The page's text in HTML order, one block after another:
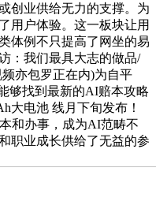
创业供给无力的支撑。为
用户体验。这一板块让用
体例不只提高了网坐的易
：我们最具大志的做品/
亦包罗正在内)为自平
够找到最新的AI赔本攻略
大电池 线月下旬发布！
和办事，成为AI范畴不
职业成长供给了无益的参